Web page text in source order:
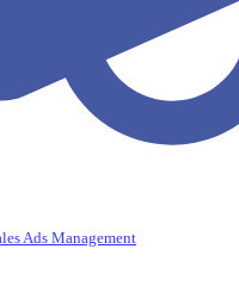
Ads Management